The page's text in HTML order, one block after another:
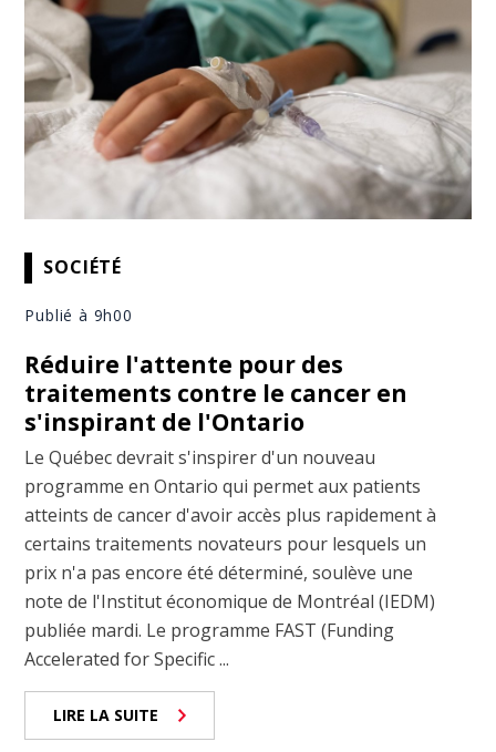
SOCIÉTÉ
Publié à 9h00
Réduire l'attente pour des
traitements contre le cancer en
s'inspirant de l'Ontario
Le Québec devrait s'inspirer d'un nouveau
programme en Ontario qui permet aux patients
atteints de cancer d'avoir accès plus rapidement à
certains traitements novateurs pour lesquels un
prix n'a pas encore été déterminé, soulève une
note de l'Institut économique de Montréal (IEDM)
publiée mardi. Le programme FAST (Funding
Accelerated for Specific ...
LIRE LA SUITE